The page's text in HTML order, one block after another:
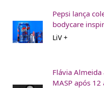
Pepsi lança
bodycare
LiV +
Flávia
MASP após